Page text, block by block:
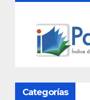
Categorías